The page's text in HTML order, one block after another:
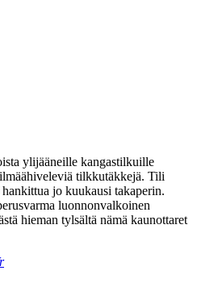
ylijääneille kangastilkuille
tilkkutäkkejä. Tili
jo kuukausi takaperin.
luonnonvalkoinen
hieman tylsältä nämä kaunottaret